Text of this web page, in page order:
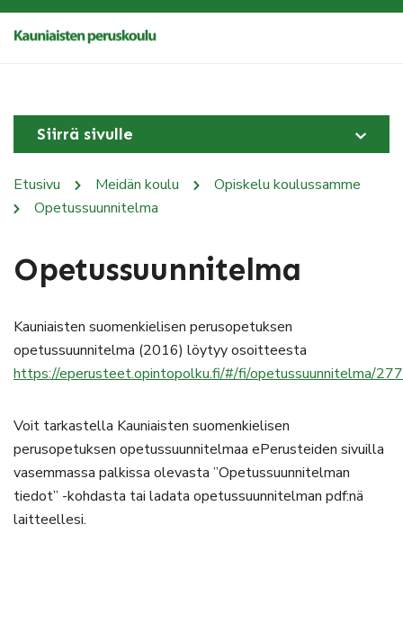
Siirrä sivulle
Etusivu Meidän koulu
Opiskelu koulussamme
Opetussuunnitelma
Opetussuunnitelma
Kauniaisten suomenkielisen perusopetuksen
opetussuunnitelma (2016) löytyy osoitteesta
https://eperusteet.opintopolku.fi/#/fi/opetussuunnitelma/
Voit tarkastella Kauniaisten suomenkielisen
perusopetuksen opetussuunnitelmaa ePerusteiden sivuilla
vasemmassa palkissa olevasta ”Opetussuunnitelman
tiedot” -kohdasta tai ladata opetussuunnitelman pdf:nä
laitteellesi.